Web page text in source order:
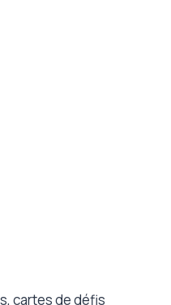
cartes de défis